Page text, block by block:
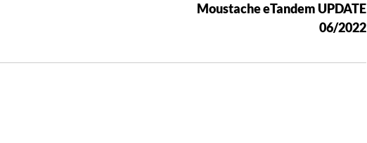
Moustache eTandem UPDATE
06/2022